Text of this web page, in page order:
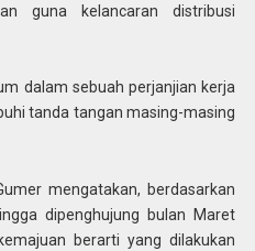
guna kelancaran distribusi
dalam sebuah perjanjian kerja
tanda tangan masing-masing
mengatakan, berdasarkan
dipenghujung bulan Maret
berarti yang dilakukan